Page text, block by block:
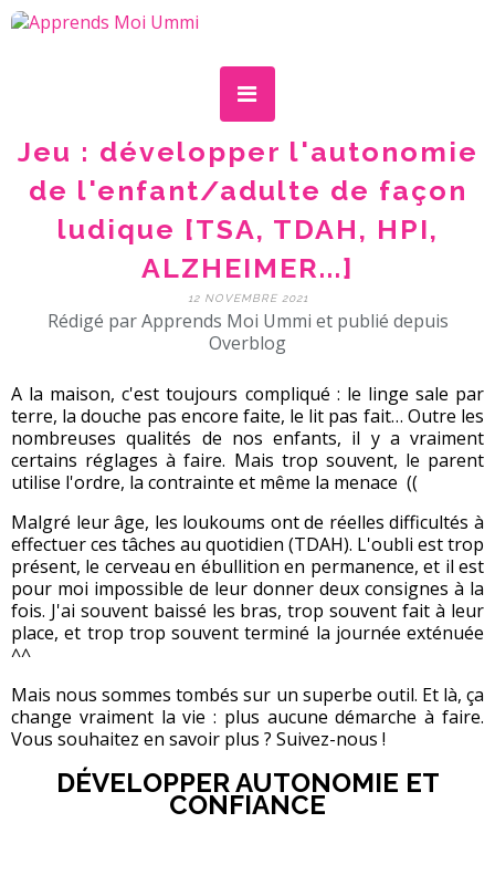
Jeu : développer l'autonomie
de l'enfant/adulte de façon
ludique [TSA, TDAH, HPI,
ALZHEIMER...]
12 NOVEMBRE 2021
Rédigé par Apprends Moi Ummi et publié depuis
Overblog
A la maison, c'est toujours compliqué : le linge sale par
terre, la douche pas encore faite, le lit pas fait… Outre les
nombreuses qualités de nos enfants, il y a vraiment
certains réglages à faire. Mais trop souvent, le parent
utilise l'ordre, la contrainte et même la menace ((
Malgré leur âge, les loukoums ont de réelles difficultés à
effectuer ces tâches au quotidien (TDAH). L'oubli est trop
présent, le cerveau en ébullition en permanence, et il est
pour moi impossible de leur donner deux consignes à la
fois. J'ai souvent baissé les bras, trop souvent fait à leur
place, et trop trop souvent terminé la journée exténuée
^^
Mais nous sommes tombés sur un superbe outil. Et là, ça
change vraiment la vie : plus aucune démarche à faire.
Vous souhaitez en savoir plus ? Suivez-nous !
DÉVELOPPER AUTONOMIE ET
CONFIANCE